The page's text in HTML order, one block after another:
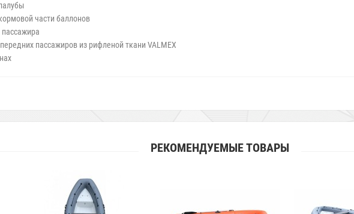
части баллонов
пассажиров из рифленой ткани VALMEX
РЕКОМЕНДУЕМЫЕ ТОВАРЫ